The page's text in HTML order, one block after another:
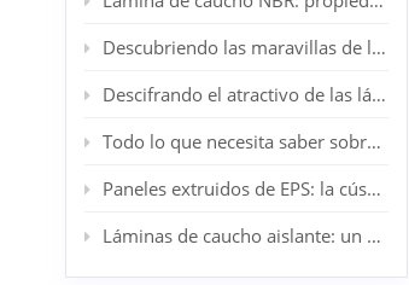
Descubriendo las maravillas de las láminas de caucho SBR: su aliado industrial y doméstico
Descifrando el atractivo de las láminas de caucho CR: el epítome de la resiliencia industrial
Todo lo que necesita saber sobre los tableros de lana de roca
Paneles extruidos de EPS: la cúspide de la innovación en aislamiento arquitectónico
Láminas de caucho aislante: un componente esencial en la seguridad eléctrica